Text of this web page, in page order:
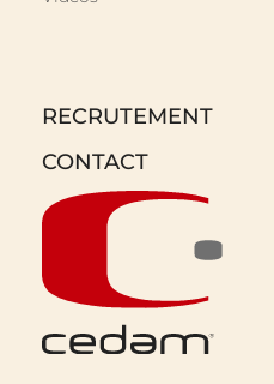
RECRUTEMENT
CONTACT